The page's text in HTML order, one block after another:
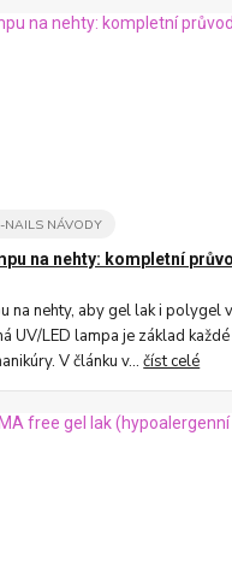
NAILS NÁVODY
na nehty: kompletní
na nehty, aby gel lak i polygel
UV/LED lampa je základ
V článku v...číst celé